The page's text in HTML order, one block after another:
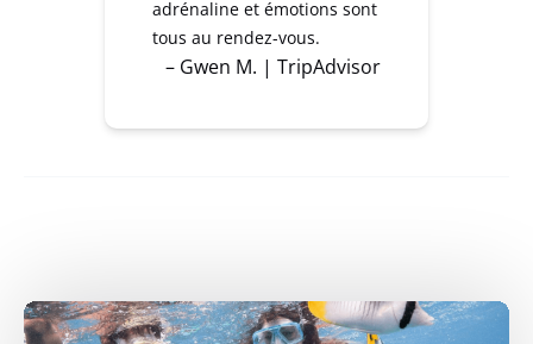
adrénaline et émotions sont
tous au rendez-vous.
– Gwen M. | TripAdvisor